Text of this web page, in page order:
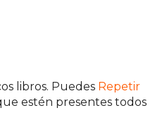
libros. Puedes Repetir
estén presentes todos